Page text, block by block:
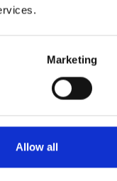
Marketing
Allow all